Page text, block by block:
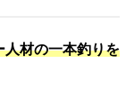
人材の一本釣りを